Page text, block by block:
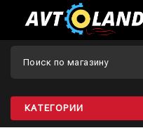
КАТЕГОРИИ